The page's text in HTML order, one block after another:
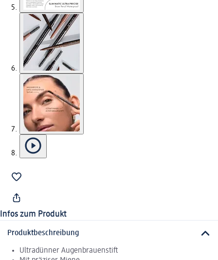
Infos zum Produkt
Produktbeschreibung
Ultradünner Augenbrauenstift